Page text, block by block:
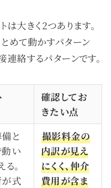
大きく2つあります。
めて動かすパターン
絡するパターンです。
確認してお
きたい点
と
い
る。
式
撮影料金の
内訳が見え
にくく、仲介
費用が含ま